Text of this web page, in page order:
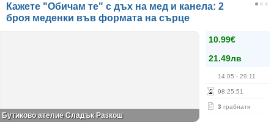
Кажете "Обичам те" с дъх на мед и канела: 2
броя меденки във формата на сърце
10.99€
21.49лв
14.05 - 29.11
98:25:51
3 грабнати
Бутиково ателие Сладък Разкош